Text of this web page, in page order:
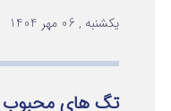
یکشنبه , 06 مهر 1404
تگ های محبوب